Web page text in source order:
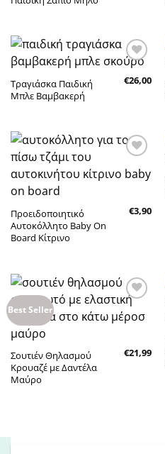
Πρόσθήκη
στην λίστα
Τραγιάσκα Παιδική
Μπλε Βαμβακερή
€26,00
στην λίστα
Προειδοποιητικό
Αυτοκόλλητο Baby On
Board Κίτρινο
€3,90
Best Seller
Πρόσθήκη
στην λίστα
Σουτιέν Θηλασμού
Κρουαζέ με Δαντέλα
Μαύρο
€21,99